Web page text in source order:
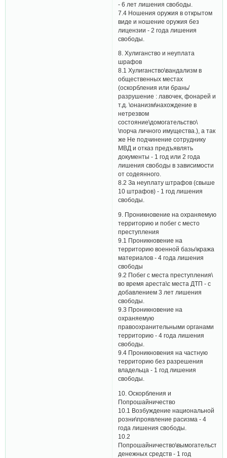
- 6 лет лишения свободы.
7.4 Ношения оружия в открытом
виде и ношение оружия без
лицензии - 2 года лишения
свободы.
8. Хулиганство и неуплата
шрафов
8.1 Хулиганство\вандализм в
общественных местах
(оскорбления или брань/
разрушение : лавочек, фонарей и
т.д. \онанизм\нахождение в
нетрезвом
состояние\домогательство\
\порча личного имущества.), а так
же Не подчинение сотруднику
МВД и отказ предъявлять
документы - 1 год или 2 года
лишения свободы в зависимости
от содеянного.
8.2 За неуплату штрафов (свыше
10 штрафов) - 1 год лишения
свободы.
9. Проникновение на охраняемую
территорию и побег с место
преступления
9.1 Проникновение на
территорию военной базы\кража
материалов - 4 года лишения
свободы
9.2 Побег с места преступления\
во время ареста\с места ДТП - с
добавлением 3 лет лишения
свободы.
9.3 Проникновение на
охраняемую
правоохранительными органами
территорию - 4 года лишения
свободы.
9.4 Проникновения на частную
территорию без разрешения
владельца - 1 год лишения
свободы.
10. Оскорбления и
Попрошайничество
10.1 Возбуждение национальной
розни\проявление расизма - 4
года лишения свободы.
10.2
Попрошайничество\вымогательство
денежных средств - 1 год